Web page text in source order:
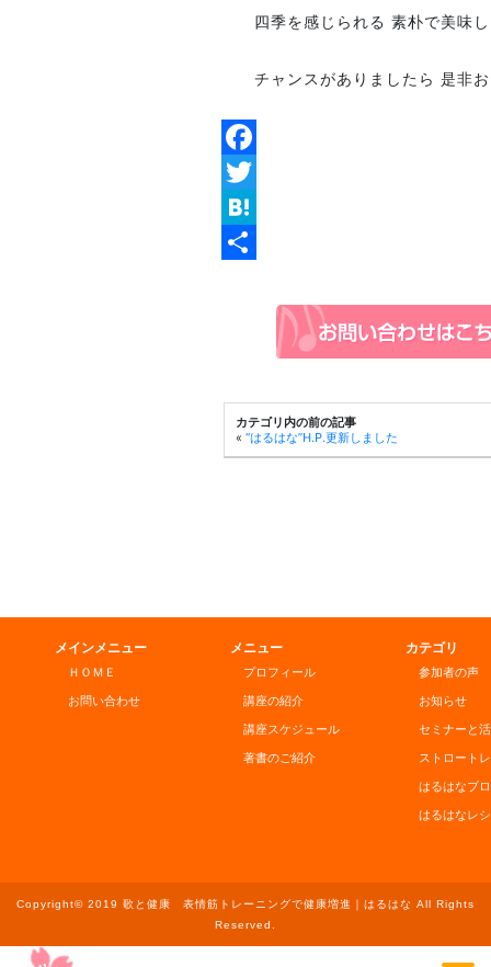
四季を感じられる 素朴で美味
チャンスがありましたら 是非
Facebook
Twitter
Hatena
カテゴリ内の前の記事
« “はるはな”H.P.更新しました
メインメニュー
ＨＯＭＥ
お問い合わせ
メニュー
プロフィール
講座の紹介
講座スケジュール
著書のご紹介
カテゴリ
参加者の声
お知らせ
セミナーと
ストロート
はるはなブ
はるはなレ
Copyright© 2019 歌と健康 表情筋トレーニングで健康増進｜はるはな All Rights
Reserved.